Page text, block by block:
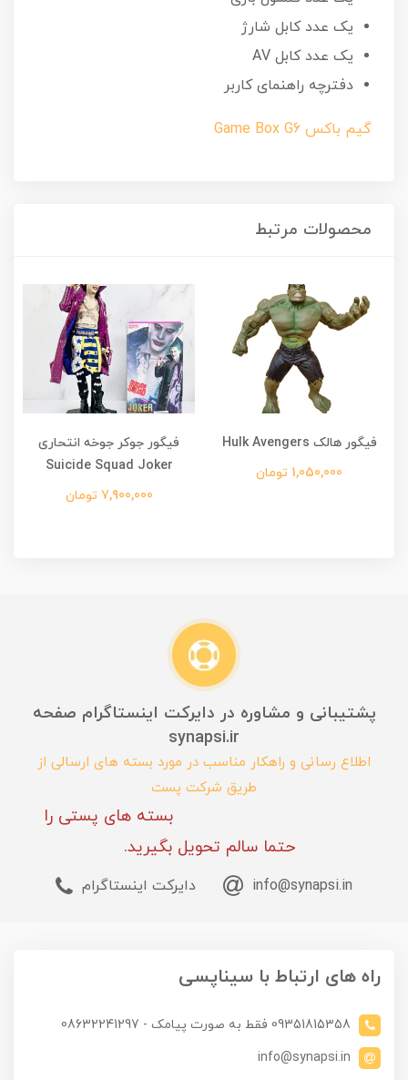
یک عدد کابل شارژ
یک عدد کابل AV
دفترچه راهنمای کاربر
گیم باکس Game Box G6
محصولات مرتبط
فیگور هالک Hulk Avengers
1,050,000 تومان
فیگور جوکر جوخه انتحاری
Suicide Squad Joker
7,900,000 تومان
پشتیبانی و مشاوره در دایرکت اینستاگرام صفحه
synapsi.ir
اطلاع رسانی و راهکار مناسب در مورد بسته های ارسالی از
طریق شرکت پست
بسته های پستی را
حتما سالم تحویل بگیرید.
info@synapsi.in دایرکت اینستاگرام
راه های ارتباط با سیناپسی
09351815358 فقط به صورت پیامک - 08632241297
info@synapsi.in